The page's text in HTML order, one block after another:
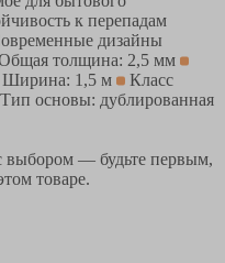
к перепадам
дизайны
толщина: 2,5 мм
Ширина: 1,5 м
Класс
Тип основы: дублированная
выбором — будьте первым,
товаре.